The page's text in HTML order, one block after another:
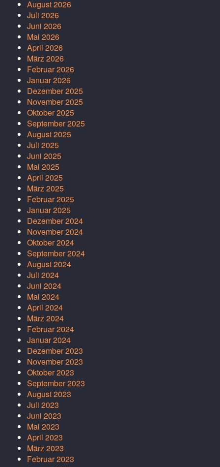
August 2026
Juli 2026
Juni 2026
Mai 2026
April 2026
März 2026
Februar 2026
Januar 2026
Dezember 2025
November 2025
Oktober 2025
September 2025
August 2025
Juli 2025
Juni 2025
Mai 2025
April 2025
März 2025
Februar 2025
Januar 2025
Dezember 2024
November 2024
Oktober 2024
September 2024
August 2024
Juli 2024
Juni 2024
Mai 2024
April 2024
März 2024
Februar 2024
Januar 2024
Dezember 2023
November 2023
Oktober 2023
September 2023
August 2023
Juli 2023
Juni 2023
Mai 2023
April 2023
März 2023
Februar 2023